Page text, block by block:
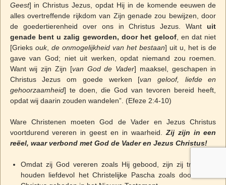
Geest] in Christus Jezus, opdat Hij in de komende eeuwen de
alles overtreffende rijkdom van Zijn genade zou bewijzen, door
de goedertierenheid over ons in Christus Jezus. Wantuit
genade bent u zalig geworden, door het geloof, en dat niet
[Grieks ouk, de onmogelijkheid van het bestaan] uit u, het is de
gave van God; niet uit werken, opdat niemand zou roemen.
Want wij zijn Zijn [van God de Vader] maaksel, geschapen in
Christus Jezus om goede werken [van geloof, liefde en
gehoorzaamheid] te doen, die God van tevoren bereid heeft,
opdat wij daarin zouden wandelen”. (Efeze 2:4-10)
Ware Christenen moeten God de Vader en Jezus Christus
voortdurend vereren in geest en in waarheid. Zij zijn in een
reëel, waar verbond met God de Vader en Jezus Christus!
Omdat zij God vereren zoals Hij gebood, zijn zij trouw en
houden liefdevol het Christelijke Pascha zoals door Jezus